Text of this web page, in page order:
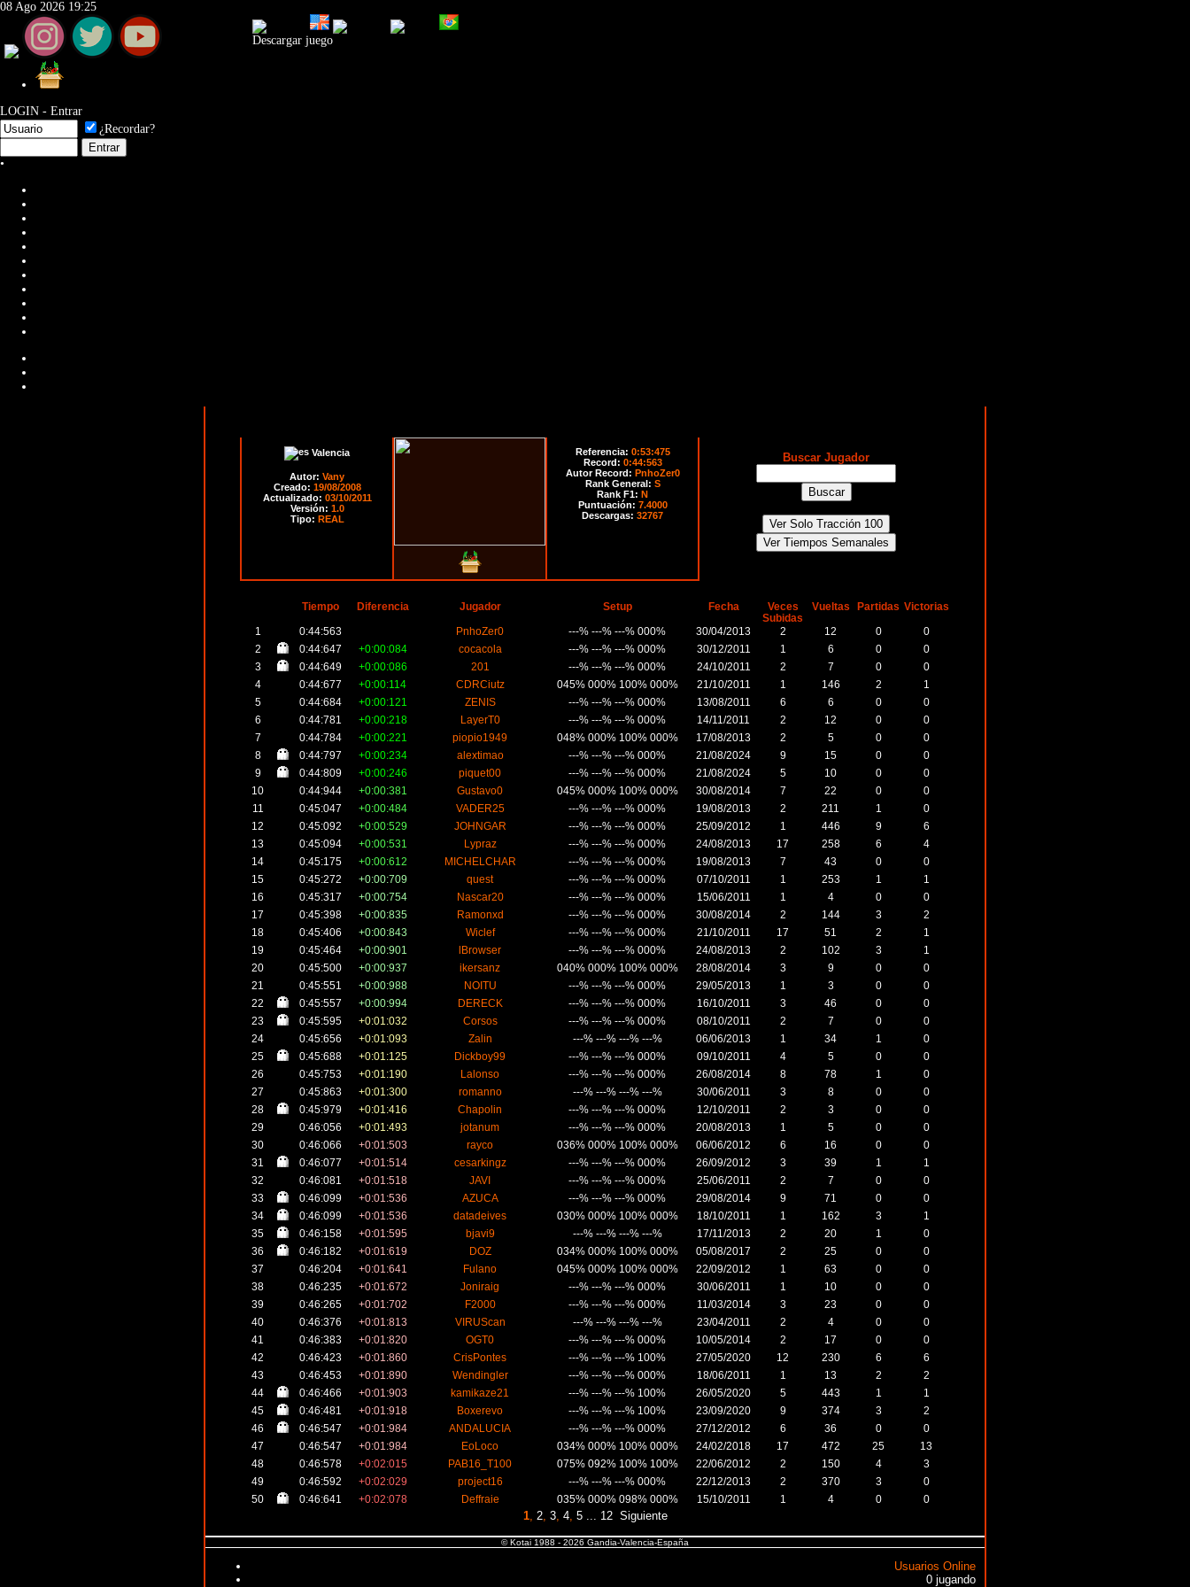
08 Ago 2026 19:25
Descargar juego
LOGIN - Entrar
¿Recordar?
•
Buscar Jugador
Valencia
Autor: Vany
Creado: 19/08/2008
Actualizado: 03/10/2011
Versión: 1.0
Tipo: REAL
Referencia: 0:53:475
Record: 0:44:563
Autor Record: PnhoZer0
Rank General: S
Rank F1: N
Puntuación: 7.4000
Descargas: 32767
Tiempo Diferencia Jugador Setup Fecha
Veces
Subidas
Vueltas Partidas Victorias
1 0:44:563 PnhoZer0 ---% ---% ---% 000% 30/04/2013 2 12 0
0
2
0:44:647 +0:00:084 cocacola ---% ---% ---% 000% 30/12/2011 1 6 0
0
3
0:44:649 +0:00:086 201 ---% ---% ---% 000% 24/10/2011 2 7 0
0
4
0:44:677 +0:00:114 CDRCiutz 045% 000% 100% 000% 21/10/2011 1 146 2
1
5
0:44:684 +0:00:121 ZENIS ---% ---% ---% 000% 13/08/2011 6 6 0
0
6
0:44:781 +0:00:218 LayerT0 ---% ---% ---% 000% 14/11/2011 2 12 0
0
7
0:44:784 +0:00:221 piopio1949 048% 000% 100% 000% 17/08/2013 2 5 0
0
8
0:44:797 +0:00:234 alextimao ---% ---% ---% 000% 21/08/2024 9 15 0
0
9
0:44:809 +0:00:246 piquet00 ---% ---% ---% 000% 21/08/2024 5 10 0
0
10
0:44:944 +0:00:381 Gustavo0 045% 000% 100% 000% 30/08/2014 7 22 0
0
11
0:45:047 +0:00:484 VADER25 ---% ---% ---% 000% 19/08/2013 2 211 1
0
12
0:45:092 +0:00:529 JOHNGAR ---% ---% ---% 000% 25/09/2012 1 446 9
6
13
0:45:094 +0:00:531 Lypraz ---% ---% ---% 000% 24/08/2013 17 258 6
4
14
0:45:175 +0:00:612 MICHELCHAR ---% ---% ---% 000% 19/08/2013 7 43 0
0
15
0:45:272 +0:00:709 quest ---% ---% ---% 000% 07/10/2011 1 253 1
1
16
0:45:317 +0:00:754 Nascar20 ---% ---% ---% 000% 15/06/2011 1 4 0
0
17
0:45:398 +0:00:835 Ramonxd ---% ---% ---% 000% 30/08/2014 2 144 3
2
18
0:45:406 +0:00:843 Wiclef ---% ---% ---% 000% 21/10/2011 17 51 2
1
19
0:45:464 +0:00:901 lBrowser ---% ---% ---% 000% 24/08/2013 2 102 3
1
20
0:45:500 +0:00:937 ikersanz 040% 000% 100% 000% 28/08/2014 3 9 0
0
21
0:45:551 +0:00:988 NOITU ---% ---% ---% 000% 29/05/2013 1 3 0
0
22
0:45:557 +0:00:994 DERECK ---% ---% ---% 000% 16/10/2011 3 46 0
0
23
0:45:595 +0:01:032 Corsos ---% ---% ---% 000% 08/10/2011 2 7 0
0
24
0:45:656 +0:01:093 Zalin ---% ---% ---% ---% 06/06/2013 1 34 1
0
25
0:45:688 +0:01:125 Dickboy99 ---% ---% ---% 000% 09/10/2011 4 5 0
0
26
0:45:753 +0:01:190 Lalonso ---% ---% ---% 000% 26/08/2014 8 78 1
0
27
0:45:863 +0:01:300 romanno ---% ---% ---% ---% 30/06/2011 3 8 0
0
28
0:45:979 +0:01:416 Chapolin ---% ---% ---% 000% 12/10/2011 2 3 0
0
29
0:46:056 +0:01:493 jotanum ---% ---% ---% 000% 20/08/2013 1 5 0
0
30
0:46:066 +0:01:503 rayco 036% 000% 100% 000% 06/06/2012 6 16 0
0
31
0:46:077 +0:01:514 cesarkingz ---% ---% ---% 000% 26/09/2012 3 39 1
1
32
0:46:081 +0:01:518 JAVI ---% ---% ---% 000% 25/06/2011 2 7 0
0
33
0:46:099 +0:01:536 AZUCA ---% ---% ---% 000% 29/08/2014 9 71 0
0
34
0:46:099 +0:01:536 datadeives 030% 000% 100% 000% 18/10/2011 1 162 3
1
35
0:46:158 +0:01:595 bjavi9 ---% ---% ---% ---% 17/11/2013 2 20 1
0
36
0:46:182 +0:01:619 DOZ 034% 000% 100% 000% 05/08/2017 2 25 0
0
37
0:46:204 +0:01:641 Fulano 045% 000% 100% 000% 22/09/2012 1 63 0
0
38
0:46:235 +0:01:672 Joniraig ---% ---% ---% 000% 30/06/2011 1 10 0
0
39
0:46:265 +0:01:702 F2000 ---% ---% ---% 000% 11/03/2014 3 23 0
0
40
0:46:376 +0:01:813 VIRUScan ---% ---% ---% ---% 23/04/2011 2 4 0
0
41
0:46:383 +0:01:820 OGT0 ---% ---% ---% 000% 10/05/2014 2 17 0
0
42
0:46:423 +0:01:860 CrisPontes ---% ---% ---% 100% 27/05/2020 12 230 6
6
43
0:46:453 +0:01:890 Wendingler ---% ---% ---% 000% 18/06/2011 1 13 2
2
44
0:46:466 +0:01:903 kamikaze21 ---% ---% ---% 100% 26/05/2020 5 443 1
1
45
0:46:481 +0:01:918 Boxerevo ---% ---% ---% 100% 23/09/2020 9 374 3
2
46
0:46:547 +0:01:984 ANDALUCIA ---% ---% ---% 000% 27/12/2012 6 36 0
0
47
0:46:547 +0:01:984 EoLoco 034% 000% 100% 000% 24/02/2018 17 472 25
13
48
0:46:578 +0:02:015 PAB16_T100 075% 092% 100% 100% 22/06/2012 2 150 4
3
49
0:46:592 +0:02:029 project16 ---% ---% ---% 000% 22/12/2013 2 370 3
0
50
0:46:641 +0:02:078 Deffraie 035% 000% 098% 000% 15/10/2011 1 4 0 0
1, 2, 3, 4, 5... 12 Siguiente
© Kotai 1988 - 2026 Gandia-Valencia-España
Usuarios Online
0 jugando